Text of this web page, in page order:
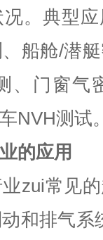
。典型
船舱/潜
、门窗气
NVH测试
的应用
zui常见
和排气